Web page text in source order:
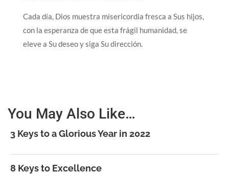
Cada día, Dios muestra misericordia fresca a Sus hijos,
con la esperanza de que esta frágil humanidad, se
eleve a Su deseo y siga Su dirección.
You May Also Like…
3 Keys to a Glorious Year in 2022
8 Keys to Excellence